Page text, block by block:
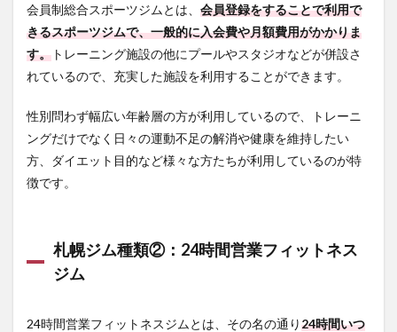
ソナ
ルト
レー
ニン
グジ
1.4
札幌
ジム
種類
④：
ット
ネス
ジム
札幌
会員制総合スポーツジムとは、 会員登録をすることで利用で
きるスポーツジムで、一般的に入会費や月額費用がかかりま
す。 トレーニング施設の他にプールやスタジオなどが併設さ
れているので、充実した施設を利用することができます。
性別問わず幅広い年齢層の方が利用しているので、トレーニ
ングだけでなく日々の運動不足の解消や健康を維持したい
方、ダイエット目的など様々な方たちが利用しているのが特
徴です。
札幌ジム種類②：24時間営業フィットネス
ジム
24時間営業フィットネスジムとは、その名の通り24時間いつ